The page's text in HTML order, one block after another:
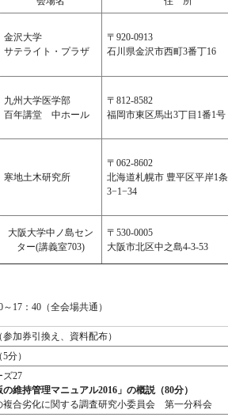
金沢大学
サテライト・プラザ
〒920-0913
石川県金沢市西町3番丁16
九州大学医学部
百年講堂 中ホール
〒812-8582
福岡市東区馬出3丁目1番1号
寒地土木研究所
〒062-8602
北海道札幌市 豊平区平岸1条
3−1−34
大阪大学中ノ島セン
ター(講義室703)
〒530-0005
大阪市北区中之島4-3-53
：40（全会場共通）
加券引換え、資料配布）
分）
ズ27
の維持管理マニュアル2016 」の概説（80分）
複合劣化に関する調査研究小委員会 第一分科会